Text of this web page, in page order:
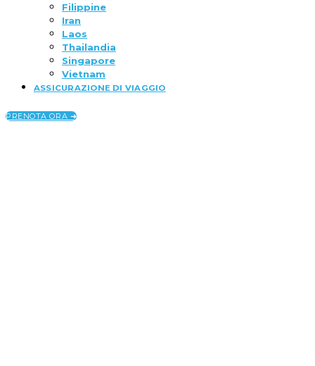
Filippine
Iran
Laos
Thailandia
Singapore
Vietnam
ASSICURAZIONE DI VIAGGIO
PRENOTA ORA ➜